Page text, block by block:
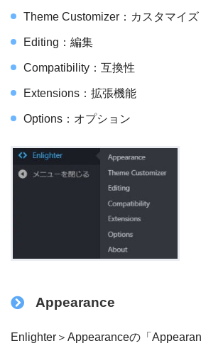
Theme Customizer：カスタマイズ
Editing：編集
Compatibility：互換性
Extensions：拡張機能
Options：オプション
Appearance
Enlighter＞Appearanceの「